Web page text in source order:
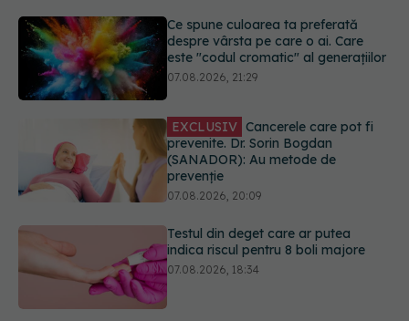
EXCLUSIV Cancerele care pot fi
prevenite. Dr. Sorin Bogdan
(SANADOR): Au metode de
prevenție
Testul din deget care ar putea
indica riscul pentru 8 boli majore
07.08.2026, 18:34
Dieta care poate crește brusc
colesterolul. Cine este mai expus
07.08.2026, 17:22